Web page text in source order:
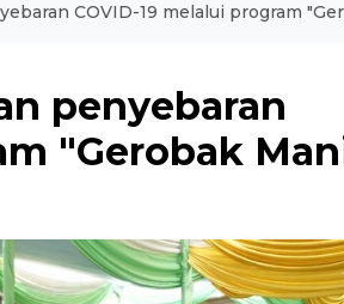
COVID-19 melalui program
penyebaran
"Gerobak